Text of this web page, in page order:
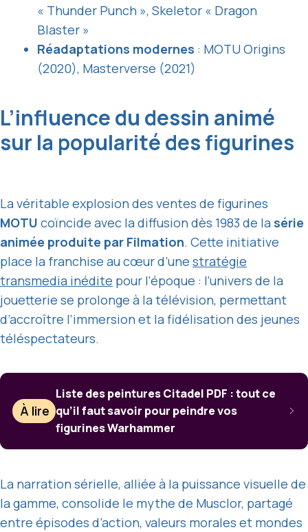
« Thunder Punch », Skeletor « Dragon
Blaster »
Réadaptations modernes : MOTU Origins
(2020), Masterverse (2021)
L’influence du dessin animé
sur la popularité des figurines
La véritable explosion des ventes de figurines
MOTU coïncide avec la diffusion dès 1983 de la série
animée produite par Filmation. Cette initiative
place la franchise au cœur d’une stratégie
transmedia inédite pour l’époque : l’univers de la
jouetterie se prolonge à la télévision, permettant
d’accroître l’immersion et la fidélisation des jeunes
téléspectateurs.
À lire
Liste des peintures Citadel PDF : tout ce
qu’il faut savoir pour peindre vos
figurines Warhammer
La narration sérielle, alliée à la puissance visuelle de
la gamme, consolide le mythe de Musclor, partagé
entre épisodes d’action, valeurs morales et mondes